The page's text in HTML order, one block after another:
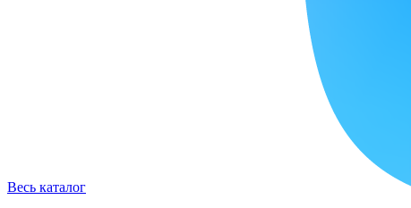
Весь каталог